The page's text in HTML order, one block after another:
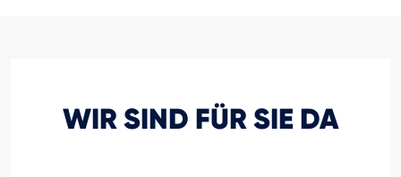
WIR SIND FÜR SIE DA